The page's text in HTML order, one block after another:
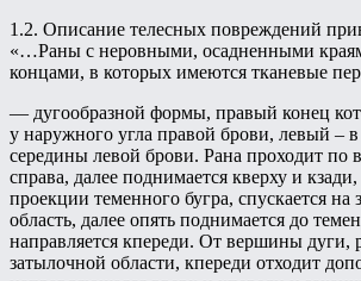
1.2. Описание телесных повреждений
«…Раны с неровными, осадненными
концами, в которых имеются тканевые
— дугообразной формы, правый конец
у наружного угла правой брови, левый –
середины левой брови. Рана проходит по
справа, далее поднимается кверху и
проекции теменного бугра, спускается на
область, далее опять поднимается до
направляется кпереди. От вершины дуги,
затылочной области, кпереди отходит